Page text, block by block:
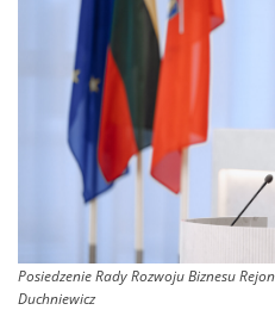
Posiedzenie Rady Rozwoju Biznesu
Duchniewicz